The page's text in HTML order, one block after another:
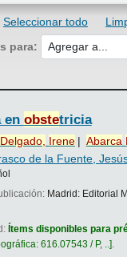
Seleccionar todo
para:
en obstetricia
Delgado, Irene Abarca
de la Fuente,
Madrid: Editorial
Ítems disponibles para
616.07543 / P, .. .